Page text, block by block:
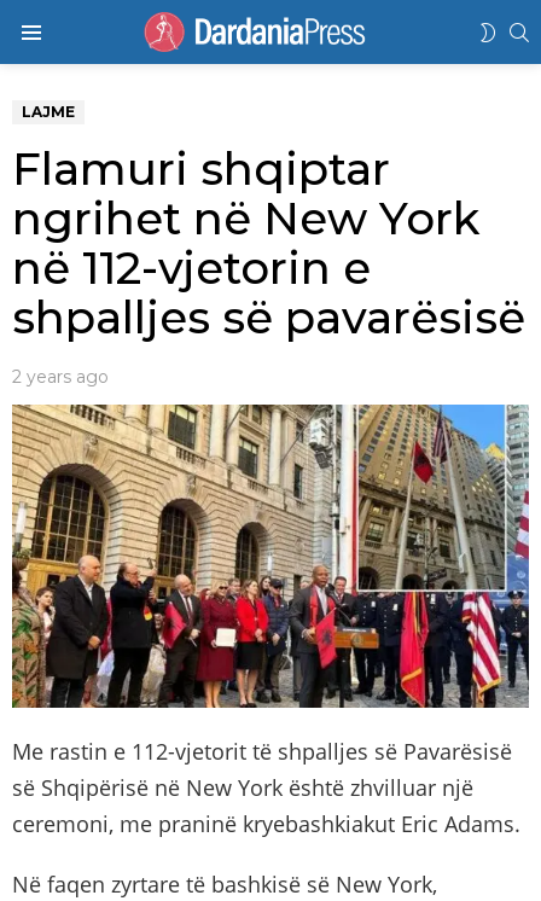
LAJME
Flamuri shqiptar
ngrihet në New York
në 112-vjetorin e
shpalljes së pavarësisë
2 years ago
Me rastin e 112-vjetorit të shpalljes së Pavarësisë
së Shqipërisë në New York është zhvilluar një
ceremoni, me praninë kryebashkiakut Eric Adams.
Në faqen zyrtare të bashkisë së New York,